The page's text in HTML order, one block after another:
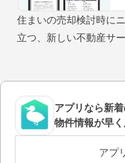
住まいの売却検討時に
立つ、新しい不動産サー
アプリなら新
物件情報が早く
アプ